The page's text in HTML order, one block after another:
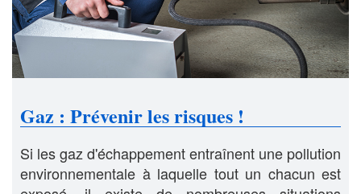
Gaz : Prévenir les risques !
Si les gaz d'échappement entraînent une pollution
environnementale à laquelle tout un chacun est